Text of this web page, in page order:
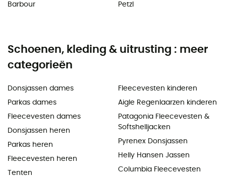
Barbour
Petzl
Schoenen, kleding & uitrusting : meer
categorieën
Donsjassen dames
Parkas dames
Fleecevesten dames
Donsjassen heren
Parkas heren
Fleecevesten heren
Tenten
Fleecevesten kinderen
Aigle Regenlaarzen kinderen
Patagonia Fleecevesten &
Softshelljacken
Pyrenex Donsjassen
Helly Hansen Jassen
Columbia Fleecevesten